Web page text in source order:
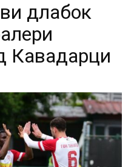
длабок
Кавадарци